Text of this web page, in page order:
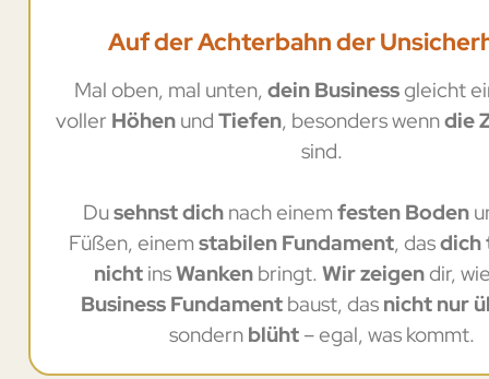
Auf der Achterbahn der
Mal oben, mal unten, dein Businessgleicht
voller HöhenundTiefen, besonders wenndie
sind.
Dusehnst dichnach einemfesten Boden
Füßen, einemstabilen Fundament, dasdich
nichtinsWankenbringt.Wir zeigendir,
Business Fundamentbaust, dasnicht nur
sondernblüht– egal, was kommt.